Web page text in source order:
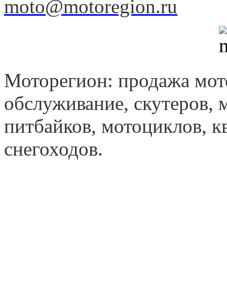
moto@motoregion.ru
Моторегион: продажа
обслуживание, скутеров,
питбайков, мотоциклов,
снегоходов.